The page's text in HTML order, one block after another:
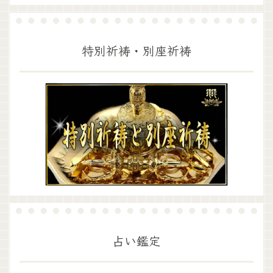
特別祈祷・別座祈祷
占い鑑定